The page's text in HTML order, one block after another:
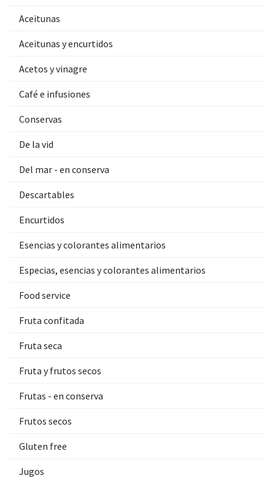
Aceitunas
Aceitunas y encurtidos
Acetos y vinagre
Café e infusiones
Conservas
De la vid
Del mar - en conserva
Descartables
Encurtidos
Esencias y colorantes alimentarios
Especias, esencias y colorantes alimentarios
Food service
Fruta confitada
Fruta seca
Fruta y frutos secos
Frutas - en conserva
Frutos secos
Gluten free
Jugos